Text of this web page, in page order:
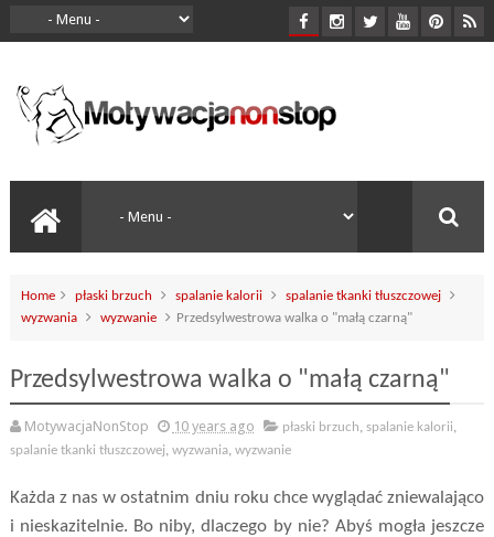
Home płaski brzuch spalanie kalorii
spalanie tkanki tłuszczowej
wyzwania
wyzwanie Przedsylwestrowa walka o "małą czarną"
Przedsylwestrowa walka o "małą czarną"
MotywacjaNonStop 10 years ago płaski brzuch, spalanie kalorii,
spalanie tkanki tłuszczowej, wyzwania, wyzwanie
Każda z nas w ostatnim dniu roku chce wyglądać zniewalająco
i nieskazitelnie. Bo niby, dlaczego by nie? Abyś mogła jeszcze